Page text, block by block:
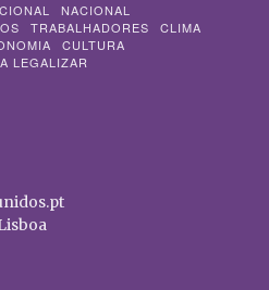
NACIONAL
TRABALHADORES
CLIMA
CULTURA
LEGALIZAR